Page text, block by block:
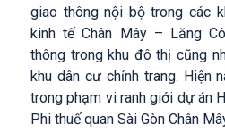
giao thông nội bộ trong các
kinh tế Chân Mây – Lăng
thông trong khu đô thị cũng
khu dân cư chỉnh trang. Hiện
trong phạm vi ranh giới dự án
Phi thuế quan Sài Gòn Chân